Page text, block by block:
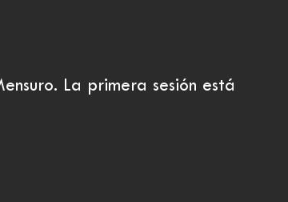
La primera sesión está